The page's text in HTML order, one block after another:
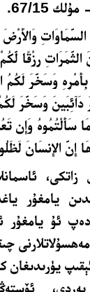
67/15.
رِزْقًا
وَسَخَّرَ لَكُمُ
وَسَخَّرَ لَكُمُ
سَأَلْتُمُوهُ وَإِن
إِنَّ الإِنسَانَ
زاتكى،
يامغۇر
ئۇ يامغۇر
يۈرىدىغان